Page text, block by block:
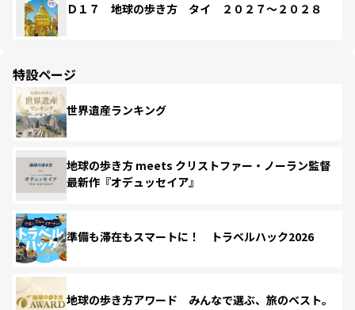
Ｄ１７ 地球の歩き方 タイ ２０２７～２０２８
特設ページ
世界遺産ランキング
地球の歩き方 meets クリストファー・ノーラン監督
最新作『オデュッセイア』
準備も滞在もスマートに！ トラベルハック2026
地球の歩き方アワード みんなで選ぶ、旅のベスト。